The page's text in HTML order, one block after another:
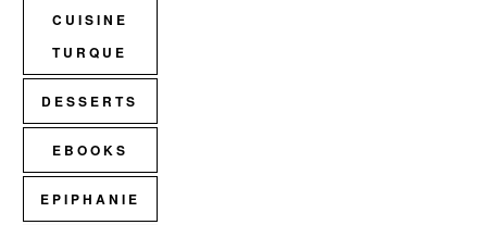
CUISINE
TURQUE
DESSERTS
EBOOKS
EPIPHANIE